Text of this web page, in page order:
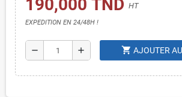
190,000 TND HT
EXPEDITION EN 24/48H !
remove add shopping_cart AJOUTER